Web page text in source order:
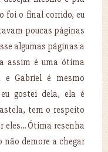
foi o final corrido, eu
poucas páginas
algumas páginas a
assim é uma ótima
e Gabriel é mesmo
gostei dela, ela é
tem o respeito
eles... Ótima resenha
não demore a chegar